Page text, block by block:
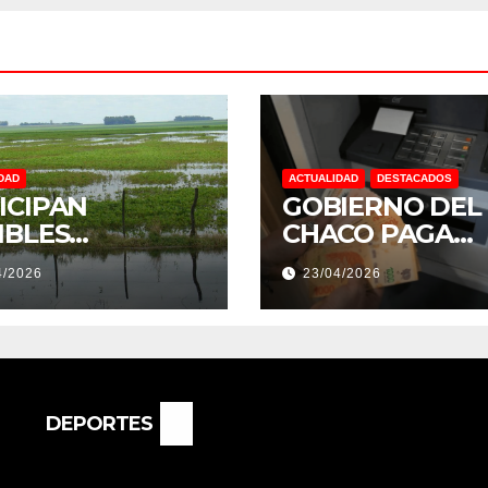
Y
2026
ACTUALIDAD DESTACADOS
GOBIERNO DEL
CHACO PAGA
SUELDOS EL 29
DE ABRIL, CON
2% DE
23/04/2026
DEPORTES